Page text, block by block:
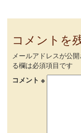
コメントを
メールアドレスが公
る欄は必須項目です
コメント ※